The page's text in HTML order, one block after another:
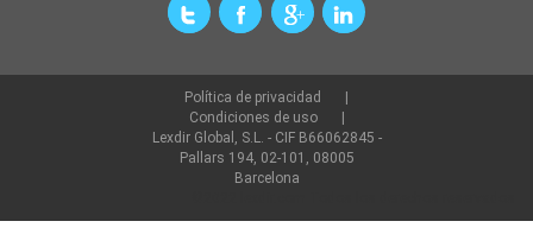
Política de privacidad
Condiciones de uso
Lexdir Global, S.L. - CIF B66062845 -
Pallars 194, 02-101, 08005
Barcelona